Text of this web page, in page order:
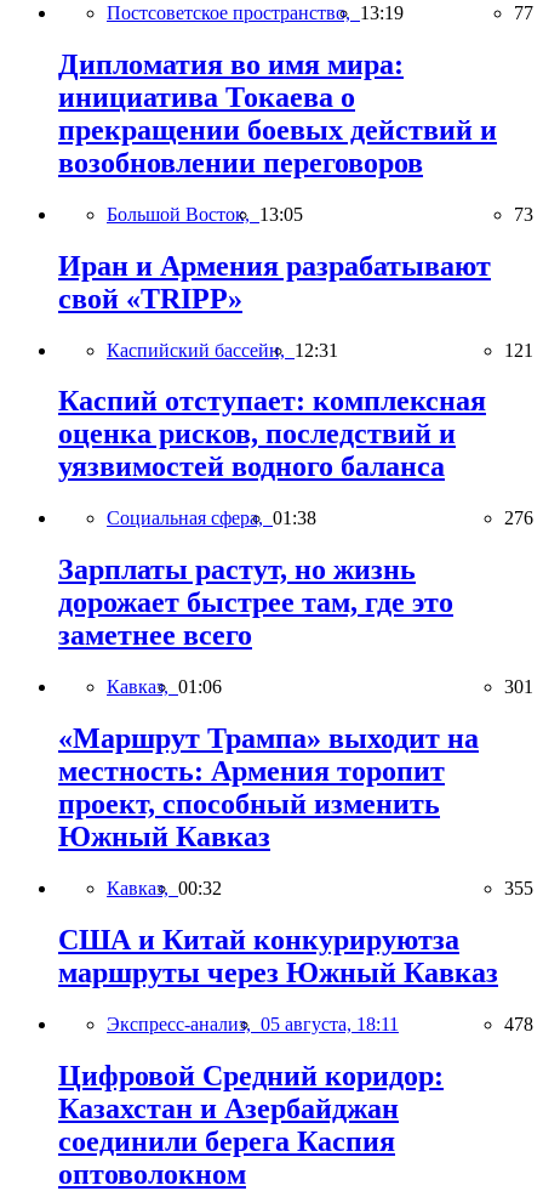
Постсоветское пространство, 13:19 77
Дипломатия во имя мира:
инициатива Токаева о
прекращении боевых действий и
возобновлении переговоров
Большой Восток, 13:05 73
Иран и Армения разрабатывают
свой «TRIPP»
Каспийский бассейн, 12:31 121
Каспий отступает: комплексная
оценка рисков, последствий и
уязвимостей водного баланса
Социальная сфера, 01:38 276
Зарплаты растут, но жизнь
дорожает быстрее там, где это
заметнее всего
Кавказ, 01:06 301
«Маршрут Трампа» выходит на
местность: Армения торопит
проект, способный изменить
Южный Кавказ
Кавказ, 00:32 355
США и Китай конкурируютза
маршруты через Южный Кавказ
Экспресс-анализ, 05 августа, 18:11 478
Цифровой Средний коридор:
Казахстан и Азербайджан
соединили берега Каспия
оптоволокном